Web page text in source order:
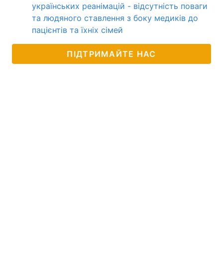
українських реанімацій - відсутність поваги
та людяного ставлення з боку медиків до
пацієнтів та їхніх сімей
ПІДТРИМАЙТЕ НАС